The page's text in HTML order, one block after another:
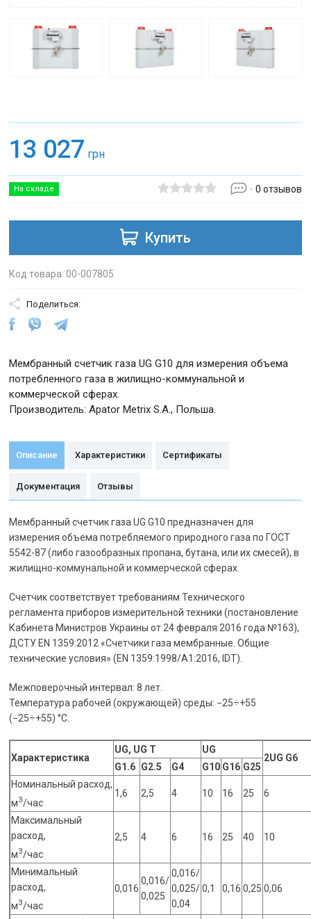
13 027 грн
На складе 0 отзывов
Купить
Код товара: 00-007805
Поделиться:
Мембранный счетчик газа UG G10 для измерения объема
потребленного газа в жилищно-коммунальной и
коммерческой сферах.
Производитель: Apator Metrix S.A., Польша.
Описание Характеристики Сертификаты
Документация Отзывы
Мембранный счетчик газа UG G10 предназначен для
измерения объема потребляемого природного газа по ГОСТ
5542-87 (либо газообразных пропана, бутана, или их смесей), в
жилищно-коммунальной и коммерческой сферах.
Счетчик соответствует требованиям Технического
регламента приборов измерительной техники (постановление
Кабинета Министров Украины от 24 февраля 2016 года №163),
ДСТУ ЕN 1359:2012 «Счетчики газа мембранные. Общие
технические условия» (EN 1359:1998/А1:2016, IDT).
Межповерочный интервал: 8 лет.
Температура рабочей (окружающей) среды: −25÷+55
(−25÷+55) °С.
Характеристика
UG, UG T UG
2UG G6
G1.6 G2.5 G4 G10 G16 G25
Номинальный расход,
м3/час
1,6 2,5 4 10 16 25 6
Максимальный
расход,
м3/час
2,5 4 6 16 25 40 10
Минимальный
расход,
м3/час
0,016
0,016/
0,025
0,016/
0,025/
0,04
0,1 0,16 0,25 0,06